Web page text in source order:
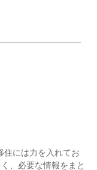
住には力を入れてお
、必要な情報をまと